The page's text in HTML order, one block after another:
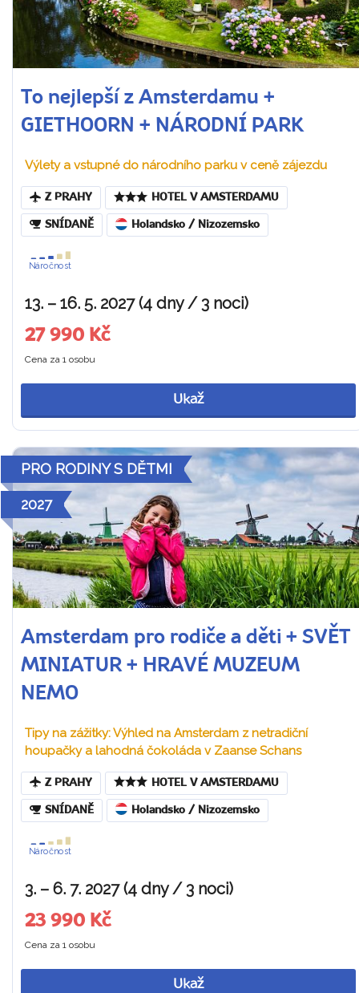
To nejlepší z Amsterdamu +
GIETHOORN + NÁRODNÍ PARK
Výlety a vstupné do národního parku v ceně zájezdu
Z PRAHY HOTEL V AMSTERDAMU
SNÍDANĚ Holandsko / Nizozemsko
Náročnost
13. – 16. 5. 2027 (4 dny / 3 noci)
27 990 Kč
Cena za 1 osobu
Ukaž
PRO RODINY S DĚTMI
2027
Amsterdam pro rodiče a děti + SVĚT
MINIATUR + HRAVÉ MUZEUM
NEMO
Tipy na zážitky: Výhled na Amsterdam z netradiční
houpačky a lahodná čokoláda v Zaanse Schans
Z PRAHY HOTEL V AMSTERDAMU
SNÍDANĚ Holandsko / Nizozemsko
Náročnost
3. – 6. 7. 2027 (4 dny / 3 noci)
23 990 Kč
Cena za 1 osobu
Ukaž